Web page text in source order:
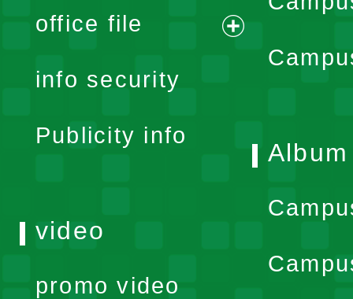
office file
expand
info security
Publicity info
Album
video
promo video